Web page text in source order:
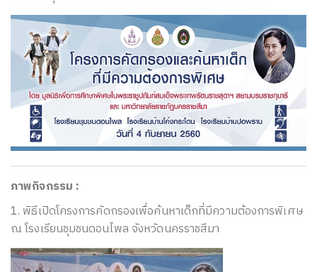
ภาพกิจกรรม :
1. พิธีเปิดโครงการคัดกรองเพื่อค้นหาเด็กที่มีความต้องการพิเศษ
ณ โรงเรียนชุมชนดอนไพล จังหวัดนครราชสีมา